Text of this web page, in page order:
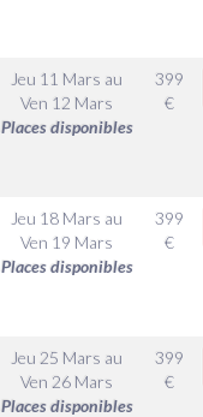
Jeu 11 Mars au
Ven 12 Mars
Places disponibles
399
€
Jeu 18 Mars au
Ven 19 Mars
Places disponibles
399
€
Jeu 25 Mars au
Ven 26 Mars
Places disponibles
399
€